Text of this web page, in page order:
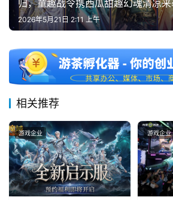
归，童趣战令携西瓜甜趣幻魂清凉
2026年5月21日 2:11 上午
相关推荐
游戏企业 游戏企业